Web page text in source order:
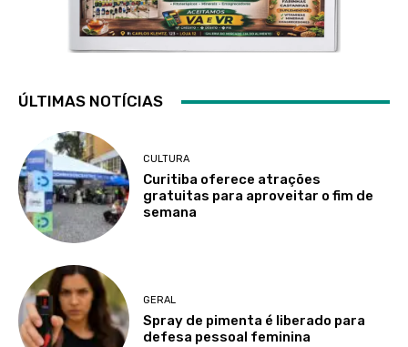
ÚLTIMAS NOTÍCIAS
CULTURA
Curitiba oferece atrações
gratuitas para aproveitar o fim de
semana
GERAL
Spray de pimenta é liberado para
defesa pessoal feminina